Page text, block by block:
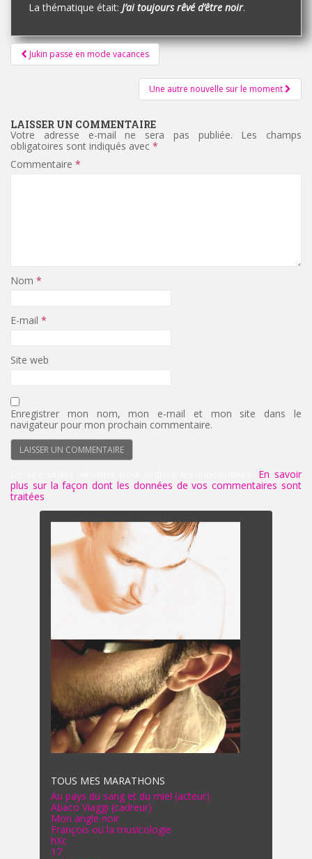
La thématique était: J’ai toujours rêvé d’être noir.
Pagination
d'article
Jukin passe en mode vacances
Une autre nouvelle sur le moment
LAISSER UN COMMENTAIRE
Votre adresse e-mail ne sera pas publiée.
Les champs
obligatoires sont indiqués avec *
Commentaire *
Nom *
E-mail *
Site web
Enregistrer mon nom, mon e-mail et mon site dans le
navigateur pour mon prochain commentaire.
En savoir
plus sur la façon dont les données de vos commentaires sont
traitées
TOUS MES MARATHONS
Au pays du sang et du miel (acteur)
Abaco Viaggi (cadreur)
Mon angle noir
François ou la musicologie
hXc
17